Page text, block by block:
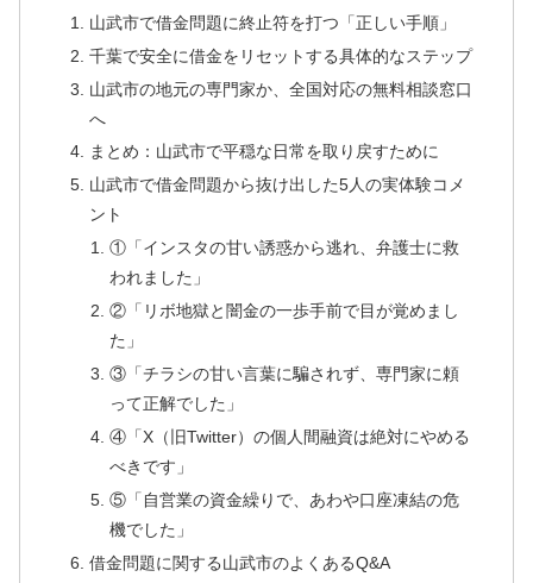
山武市で借金問題に終止符を打つ「正しい手順」
千葉で安全に借金をリセットする具体的なステップ
山武市の地元の専門家か、全国対応の無料相談窓口
へ
まとめ：山武市で平穏な日常を取り戻すために
山武市で借金問題から抜け出した5人の実体験コメ
ント
①「インスタの甘い誘惑から逃れ、弁護士に救
われました」
②「リボ地獄と闇金の一歩手前で目が覚めまし
た」
③「チラシの甘い言葉に騙されず、専門家に頼
って正解でした」
④「X（旧Twitter）の個人間融資は絶対にやめる
べきです」
⑤「自営業の資金繰りで、あわや口座凍結の危
機でした」
借金問題に関する山武市のよくあるQ&A